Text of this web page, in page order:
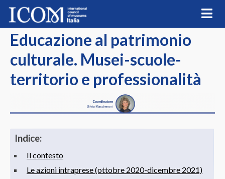
Skip
content
Educazione al patrimonio
culturale. Musei-scuole-
territorio e professionalità
Indice:
Il contesto
Le azioni intraprese (ottobre 2020-dicembre 2021)